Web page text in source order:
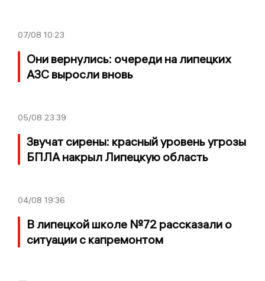
07/08 10:23
Они вернулись: очереди на липецких
АЗС выросли вновь
05/08 23:39
Звучат сирены: красный уровень угрозы
БПЛА накрыл Липецкую область
04/08 19:36
В липецкой школе №72 рассказали о
ситуации с капремонтом